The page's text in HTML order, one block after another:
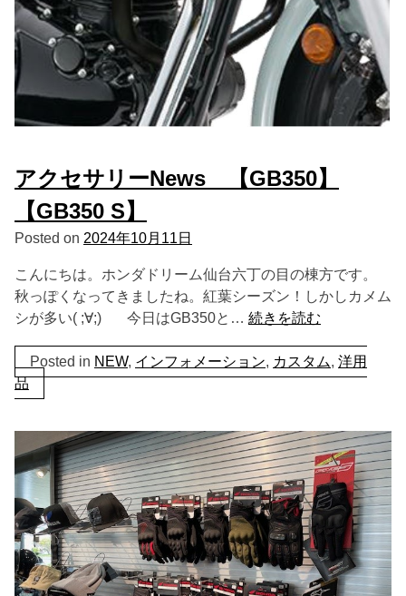
アクセサリーNews 【GB350】
【GB350 S】
Posted on 2024年10月11日
こんにちは。ホンダドリーム仙台六丁の目の棟方です。
秋っぽくなってきましたね。紅葉シーズン！しかしカメム
シが多い( ;∀;) 今日はGB350と… 続きを読む
Posted in NEW, インフォメーション, カスタム, 洋用
品